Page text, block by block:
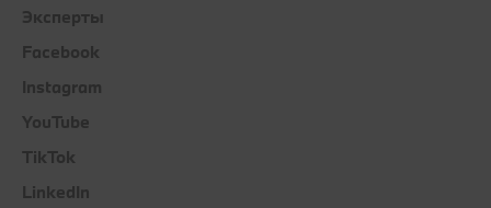
Эксперты
Facebook
Instagram
YouTube
TikTok
LinkedIn